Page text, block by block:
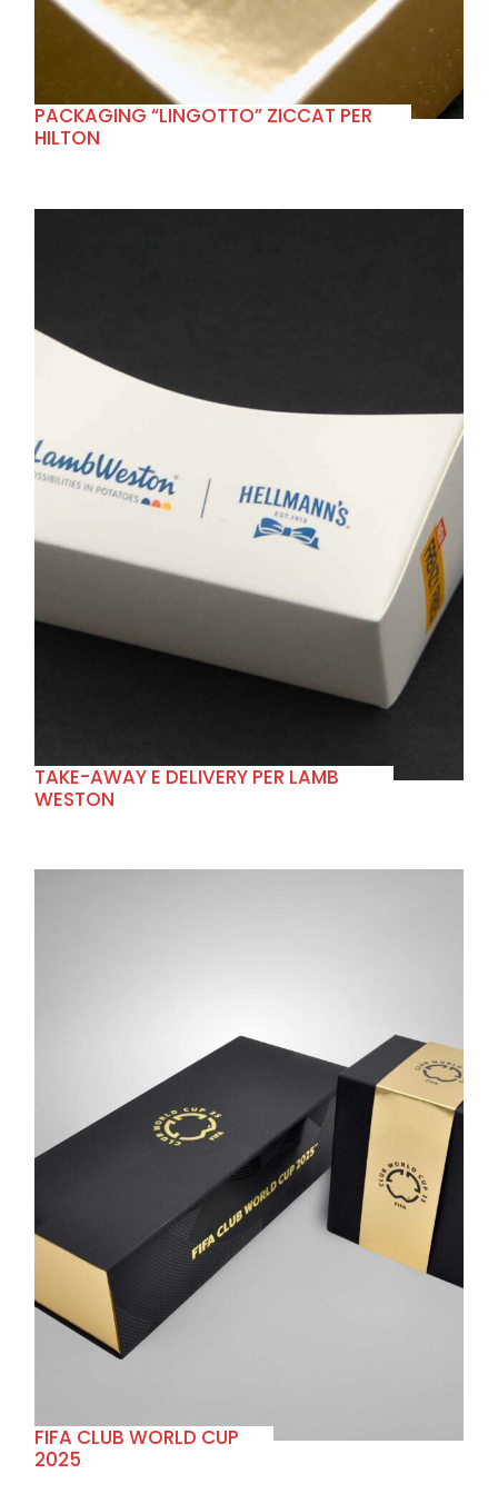
PACKAGING “LINGOTTO” ZICCAT PER
HILTON
+
TAKE-AWAY E DELIVERY PER LAMB
WESTON
FIFA CLUB WORLD CUP
2025